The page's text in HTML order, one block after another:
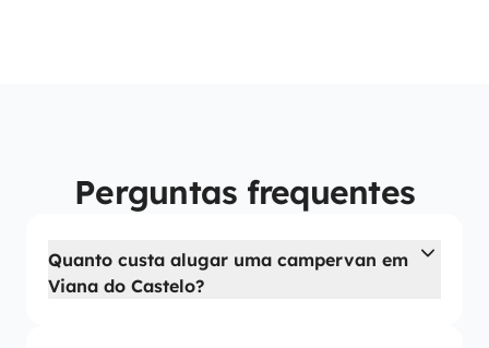
Perguntas frequentes
Quanto custa alugar uma campervan em
Viana do Castelo?